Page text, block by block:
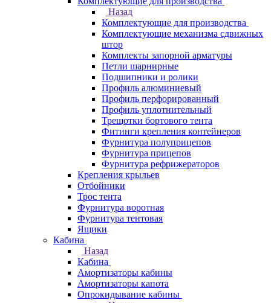
Назад
Комплектующие для производства
Комплектующие механизма сдвижных
штор
Комплекты запорной арматуры
Петли шарнирные
Подшипники и ролики
Профиль алюминиевый
Профиль перфорированный
Профиль уплотнительный
Трещотки бортового тента
Фитинги крепления контейнеров
Фурнитура полуприцепов
Фурнитура прицепов
Фурнитура рефрижераторов
Крепления крыльев
Отбойники
Трос тента
Фурнитура воротная
Фурнитура тентовая
Ящики
Кабина
Назад
Кабина
Амортизаторы кабины
Амортизаторы капота
Опрокидывание кабины